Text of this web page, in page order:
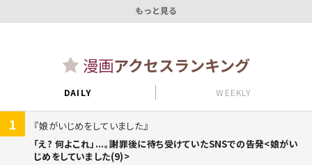
もっと見る
漫画アクセスランキング
DAILY WEEKLY
1
娘がいじめをしていました
「え? 何よこれ」...。謝罪後に待ち受けていたSNSでの告発<娘がい
じめをしていました(9)>